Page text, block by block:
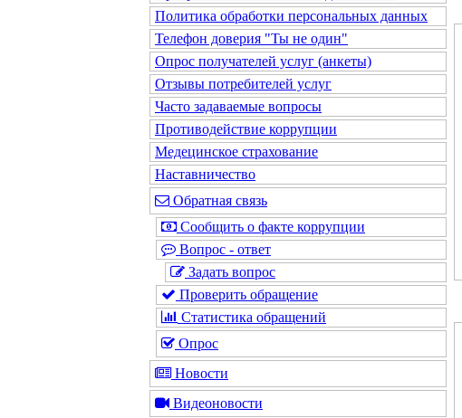
Политика обработки персональных данных
Телефон доверия "Ты не один"
Опрос получателей услуг (анкеты)
Отзывы потребителей услуг
Часто задаваемые вопросы
Противодействие коррупции
Медецинское страхование
Наставничество
Обратная связь
Сообщить о факте коррупции
Вопрос - ответ
Задать вопрос
Проверить обращение
Статистика обращений
Опрос
Новости
Видеоновости